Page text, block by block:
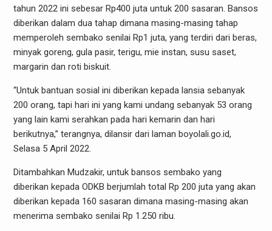
tahun 2022 ini sebesar Rp400 juta untuk 200 sasaran. Bansos
diberikan dalam dua tahap dimana masing-masing tahap
memperoleh sembako senilai Rp1 juta, yang terdiri dari beras,
minyak goreng, gula pasir, terigu, mie instan, susu saset,
margarin dan roti biskuit.
“Untuk bantuan sosial ini diberikan kepada lansia sebanyak
200 orang, tapi hari ini yang kami undang sebanyak 53 orang
yang lain kami serahkan pada hari kemarin dan hari
berikutnya,” terangnya, dilansir dari laman boyolali.go.id,
Selasa 5 April 2022.
Ditambahkan Mudzakir, untuk bansos sembako yang
diberikan kepada ODKB berjumlah total Rp 200 juta yang akan
diberikan kepada 160 sasaran dimana masing-masing akan
menerima sembako senilai Rp 1.250 ribu.